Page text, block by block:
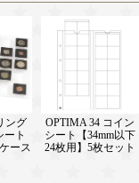
ング
ート
ース
OPTIMA 34 コイン
シート【34mm以下
24枚用】5枚セット